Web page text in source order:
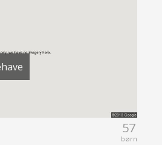
57
børn